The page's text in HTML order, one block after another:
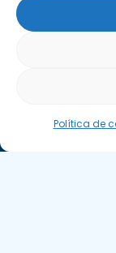
Política de